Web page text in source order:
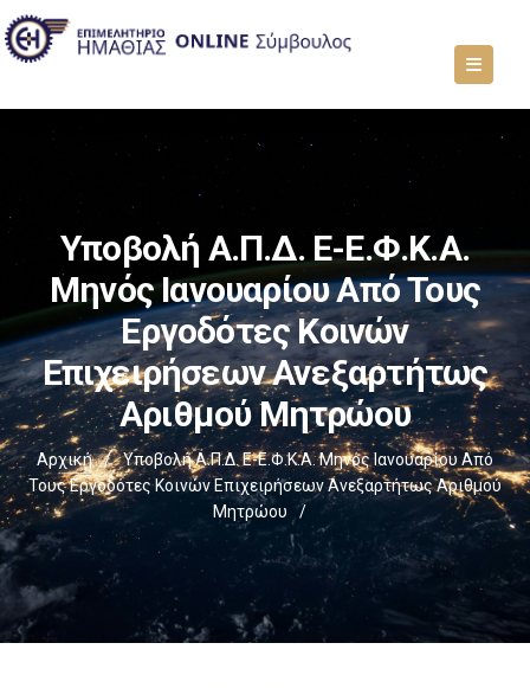
Υποβολή Α.Π.Δ. E-Ε.Φ.Κ.Α.
Μηνός Ιανουαρίου Από Τους
Εργοδότες Κοινών
Επιχειρήσεων Ανεξαρτήτως
Αριθμού Μητρώου
Αρχική /
Υποβολή Α.Π.Δ. E-Ε.Φ.Κ.Α. Μηνός Ιανουαρίου Από
Τους Εργοδότες Κοινών Επιχειρήσεων Ανεξαρτήτως Αριθμού
Μητρώου
/